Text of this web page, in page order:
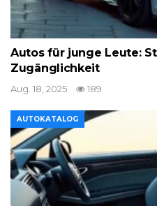
Autos für junge Leute:
Zugänglichkeit
Aug. 18, 2025 189
AUTOKATALOG